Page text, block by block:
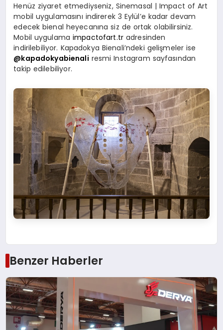
Henüz ziyaret etmediyseniz, Sinemasal | Impact of Art
mobil uygulamasını indirerek 3 Eylül’e kadar devam
edecek bienal heyecanına siz de ortak olabilirsiniz.
Mobil uygulama impactofart.tr adresinden
indirilebiliyor. Kapadokya Bienali’ndeki gelişmeler ise
@kapadokyabienali resmi Instagram sayfasından
takip edilebiliyor.
Benzer Haberler